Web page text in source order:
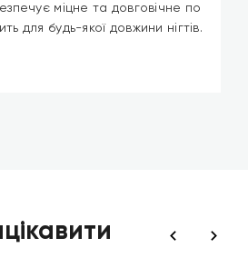
міцне та довговічне по
для будь-якої довжини нігтів.